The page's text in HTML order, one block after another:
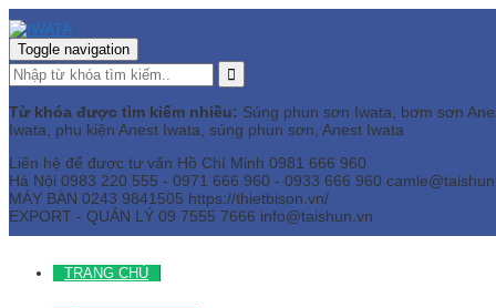
Toggle navigation
Từ khóa được tìm kiếm nhiều: Súng phun sơn Iwata, bơm sơn
Iwata, phụ kiện Anest Iwata, súng phun sơn, Anest Iwata
Liên hệ để được tư vấn Hồ Chí Minh 0981 666 960
Hà Nội 0983 220 555 - 0971 666 960 - 0933 666 960
MÁY BÀN 0243 9841505 https://thietbison.vn/
EXPORT - QUẢN LÝ 09 7555 7666 info@taishun.vn
TRANG CHỦ